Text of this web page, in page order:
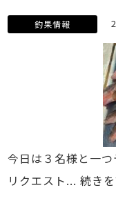
釣果情報
今日は３名様と一
リクエスト...続き